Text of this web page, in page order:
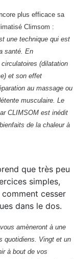
plus efficace sa
Climsom :
une technique qui est
santé. En
(dilatation
et son effet
au massage ou
musculaire. Le
CLIMSOM est inédit
de la chaleur à
que très peu
simples,
cesser
dans le dos.
amèneront à une
quotidiens. Vingt et un
à bout de vos